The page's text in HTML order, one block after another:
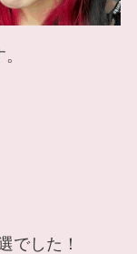
でした！